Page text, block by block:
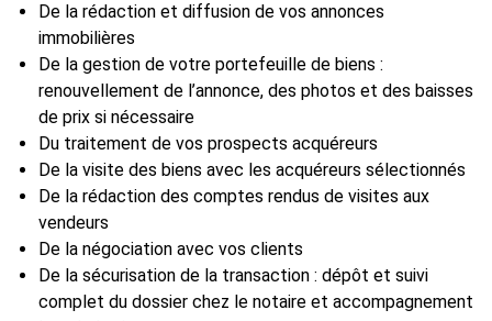
De la rédaction et diffusion de vos annonces
immobilières
De la gestion de votre portefeuille de biens :
renouvellement de l’annonce, des photos et des baisses
de prix si nécessaire
Du traitement de vos prospects acquéreurs
De la visite des biens avec les acquéreurs sélectionnés
De la rédaction des comptes rendus de visites aux
vendeurs
De la négociation avec vos clients
De la sécurisation de la transaction : dépôt et suivi
complet du dossier chez le notaire et accompagnement